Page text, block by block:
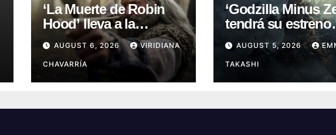
‘La Muerte de Robin
Hood’ lleva a la
leyenda a su capítulo
más oscuro (Reseña)
AUGUST 6, 2026 VIRIDIANA
CHAVARRÍA
‘Godzilla Minus
tendrá su estreno
mundial en el
de Cine de Nueva
AUGUST 5, 2026
TAKASHI